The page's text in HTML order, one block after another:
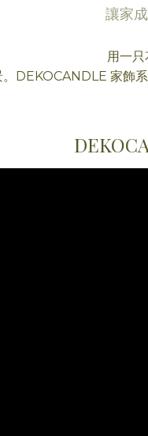
讓家
用一只
DEKOCANDLE 家飾